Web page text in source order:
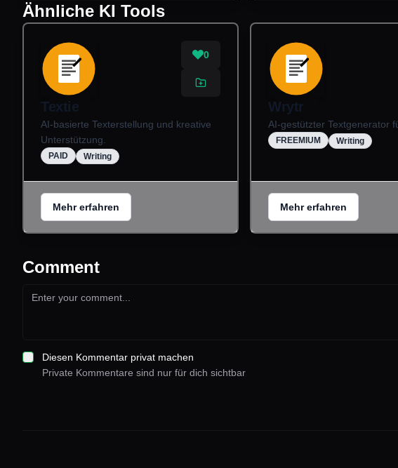
Ähnliche KI Tools
0
Textie
AI-basierte Texterstellung und kreative
Unterstützung.
PAID Writing
Mehr erfahren
Wrytr
AI-gestützter Textgenerator
FREEMIUM Writing
Mehr erfahren
Comment
Diesen Kommentar privat machen
Private Kommentare sind nur für dich sichtbar